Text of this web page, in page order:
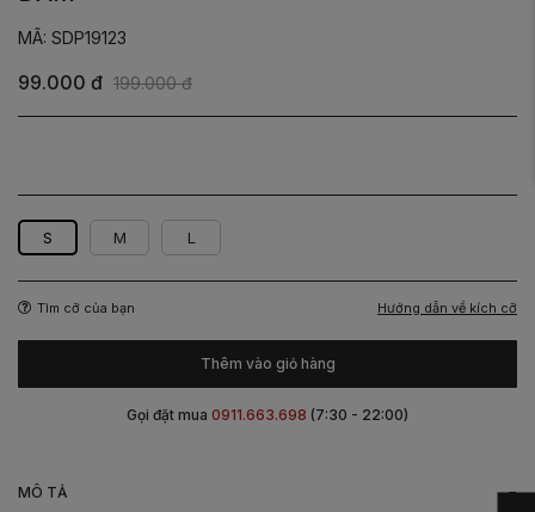
MÔ TẢ -
MÃ: SDP19123
99.000 đ 199.000 đ
S M L
Tìm cỡ của bạn Hướng dẫn về kích cỡ
Thêm vào giỏ hàng
Gọi đặt mua 0911.663.698 (7:30 - 22:00)